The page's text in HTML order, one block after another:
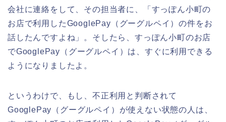
会社に連絡をして、その担当者に、「すっぽん小町の
お店で利用したGooglePay（グーグルペイ）の件をお
話したんですよね」。そしたら、すっぽん小町のお店
でGooglePay（グーグルペイ）は、すぐに利用できる
ようになりましたよ。
というわけで、もし、不正利用と判断されて
GooglePay（グーグルペイ）が使えない状態の人は、